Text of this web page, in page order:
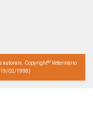
autorais. Copyright© Veterinário
19/02/1998)